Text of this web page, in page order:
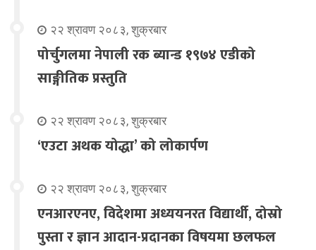
२२ श्रावण २०८३, शुक्रबार
पोर्चुगलमा नेपाली रक ब्यान्ड १९७४ एडीको
साङ्गीतिक प्रस्तुति
२२ श्रावण २०८३, शुक्रबार
‘एउटा अथक योद्धा’ को लोकार्पण
२२ श्रावण २०८३, शुक्रबार
एनआरएनए, विदेशमा अध्ययनरत विद्यार्थी, दोस्रो
पुस्ता र ज्ञान आदान-प्रदानका विषयमा छलफल